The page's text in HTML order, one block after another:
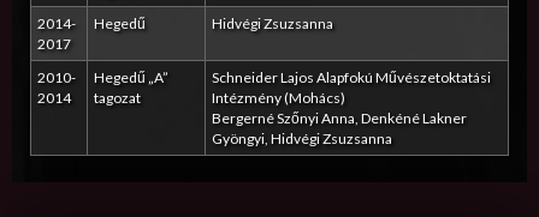
2014-
2017
Hegedű Hidvégi Zsuzsanna
2010-
2014
Hegedű „A”
tagozat
Schneider Lajos Alapfokú Művészetoktatási
Intézmény (Mohács)
Bergerné Szőnyi Anna, Denkéné Lakner
Gyöngyi, Hidvégi Zsuzsanna